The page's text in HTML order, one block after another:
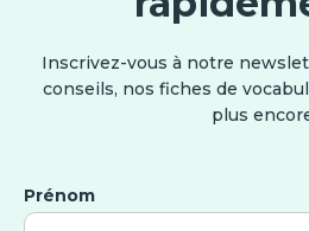
Inscrivez-vous à notre
conseils, nos fiches de
plus
Prénom